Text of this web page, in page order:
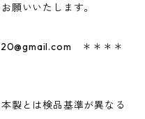
願いいたします。
＊＊＊＊
製とは検品基準が異なる